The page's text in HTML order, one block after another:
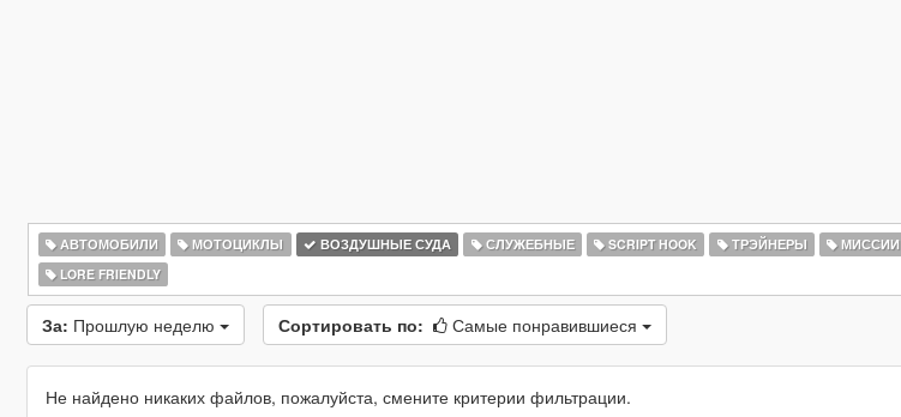
АВТОМОБИЛИ МОТОЦИКЛЫ ВОЗДУШНЫЕ СУДА СЛУЖЕБНЫЕ SCRIPT HOOK ТРЭЙНЕРЫ МИССИИ
LORE FRIENDLY
За: Прошлую неделю Сортировать по: Самые понравившиеся
Не найдено никаких файлов, пожалуйста, смените критерии фильтрации.